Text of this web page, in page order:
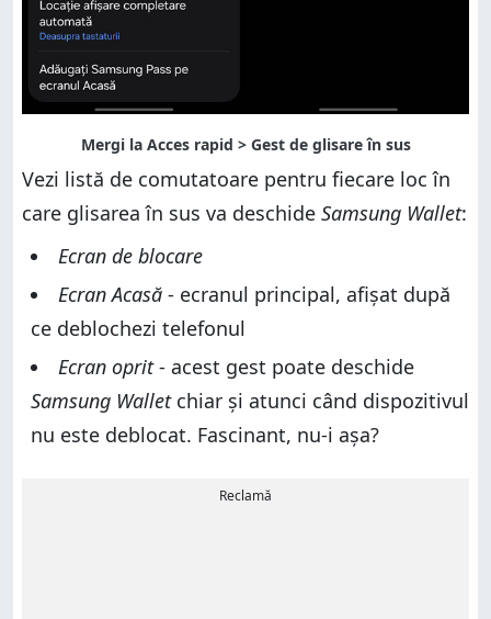
Vezi listă de comutatoare pentru fiecare loc în
care glisarea în sus va deschide Samsung Wallet:
Ecran de blocare
Ecran Acasă - ecranul principal, afișat după
ce deblochezi telefonul
Ecran oprit- acest gest poate deschide
Samsung Walletchiar și atunci când dispozitivul
nu este deblocat. Fascinant, nu-i așa?
Reclamă